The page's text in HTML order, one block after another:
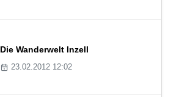
Die Wanderwelt Inzell
23.02.2012 12:02